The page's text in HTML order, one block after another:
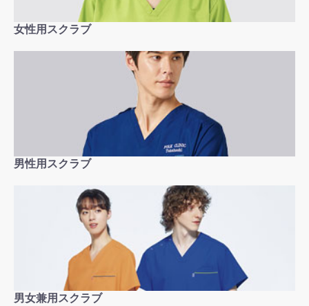
女性用スクラブ
男性用スクラブ
男女兼用スクラブ